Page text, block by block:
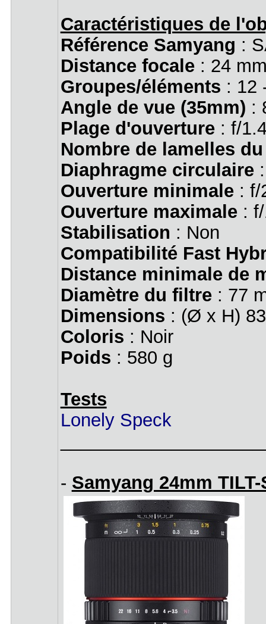
Caractéristiques de
Référence Samyang :
Distance focale: 24
Groupes/éléments : 12
Angle de vue (35mm) :
Plage d'ouverture: f/
Nombre de lamelles
Diaphragme circulaire:
Ouverture minimale: f/
Ouverture maximale: f/
Stabilisation : Non
Compatibilité Fast
Distance minimale de
Diamètre du filtre: 77
Dimensions : (Ø x H)
Coloris : Noir
Poids : 580 g
Tests
Lonely Speck
- Samyang 24mm